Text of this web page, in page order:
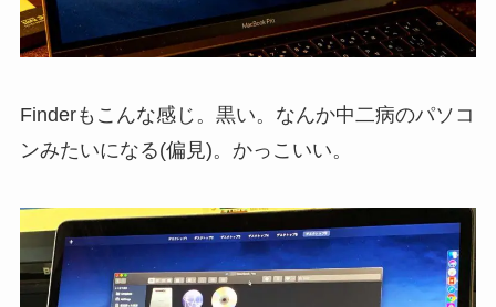
Finderもこんな感じ。黒い。なんか中二病のパソコ
ンみたいになる(偏見)。かっこいい。